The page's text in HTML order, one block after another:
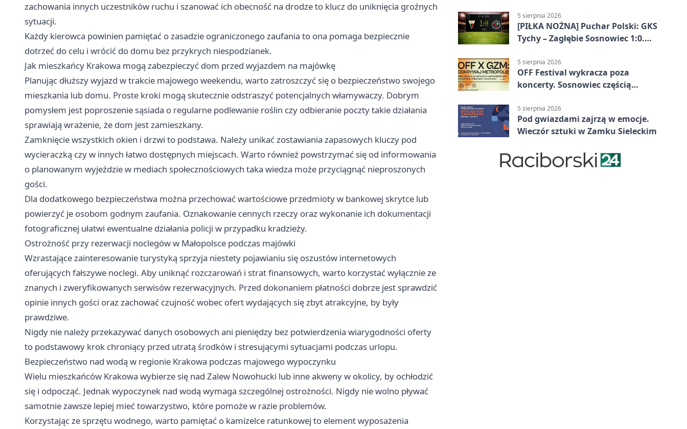
zachowania innych uczestników ruchu i szanować ich obecność na drodze to klucz do uniknięcia groźnych
sytuacji.
Każdy kierowca powinien pamiętać o zasadzie ograniczonego zaufania to ona pomaga bezpiecznie
dotrzeć do celu i wrócić do domu bez przykrych niespodzianek.
Jak mieszkańcy Krakowa mogą zabezpieczyć dom przed wyjazdem na majówkę
Planując dłuższy wyjazd w trakcie majowego weekendu, warto zatroszczyć się o bezpieczeństwo swojego
mieszkania lub domu. Proste kroki mogą skutecznie odstraszyć potencjalnych włamywaczy. Dobrym
pomysłem jest poproszenie sąsiada o regularne podlewanie roślin czy odbieranie poczty takie działania
sprawiają wrażenie, że dom jest zamieszkany.
Zamknięcie wszystkich okien i drzwi to podstawa. Należy unikać zostawiania zapasowych kluczy pod
wycieraczką czy w innych łatwo dostępnych miejscach. Warto również powstrzymać się od informowania
o planowanym wyjeździe w mediach społecznościowych taka wiedza może przyciągnąć nieproszonych
gości.
Dla dodatkowego bezpieczeństwa można przechować wartościowe przedmioty w bankowej skrytce lub
powierzyć je osobom godnym zaufania. Oznakowanie cennych rzeczy oraz wykonanie ich dokumentacji
fotograficznej ułatwi ewentualne działania policji w przypadku kradzieży.
Ostrożność przy rezerwacji noclegów w Małopolsce podczas majówki
Wzrastające zainteresowanie turystyką sprzyja niestety pojawianiu się oszustów internetowych
oferujących fałszywe noclegi. Aby uniknąć rozczarowań i strat finansowych, warto korzystać wyłącznie ze
znanych i zweryfikowanych serwisów rezerwacyjnych. Przed dokonaniem płatności dobrze jest sprawdzić
opinie innych gości oraz zachować czujność wobec ofert wydających się zbyt atrakcyjne, by były
prawdziwe.
Nigdy nie należy przekazywać danych osobowych ani pieniędzy bez potwierdzenia wiarygodności oferty
to podstawowy krok chroniący przed utratą środków i stresującymi sytuacjami podczas urlopu.
Bezpieczeństwo nad wodą w regionie Krakowa podczas majowego wypoczynku
Wielu mieszkańców Krakowa wybierze się nad Zalew Nowohucki lub inne akweny w okolicy, by ochłodzić
się i odpocząć. Jednak wypoczynek nad wodą wymaga szczególnej ostrożności. Nigdy nie wolno pływać
samotnie zawsze lepiej mieć towarzystwo, które pomoże w razie problemów.
Korzystając ze sprzętu wodnego, warto pamiętać o kamizelce ratunkowej to element wyposażenia
5 sierpnia 2026
[PIŁKA NOŻNA] Puchar Polski: GKS
Tychy – Zagłębie Sosnowiec 1:0.
przed przerwą
5 sierpnia 2026
OFF Festival wykracza poza
koncerty. Sosnowiec częścią
5 sierpnia 2026
Pod gwiazdami zajrzą w emocje.
Wieczór sztuki w Zamku Sieleckim